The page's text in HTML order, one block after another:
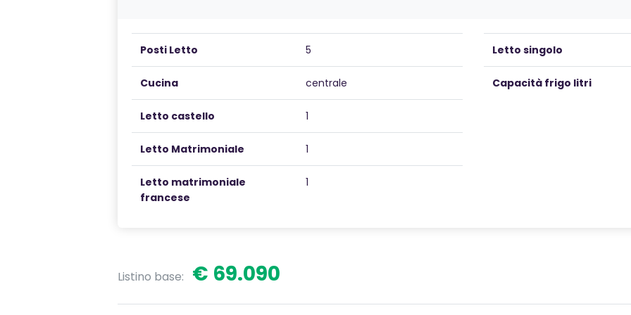
Posti Letto 5
Cucina centrale
Letto castello 1
Letto Matrimoniale 1
Letto matrimoniale
francese
1
Letto singolo
Capacità frigo litri
Listino base: € 69.090